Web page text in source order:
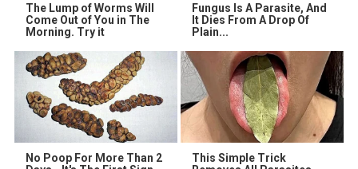
The Lump of Worms Will
Come Out of You in The
Morning. Try it
Fungus Is A Parasite, And
It Dies From A Drop Of
Plain...
No Poop For More Than 2
This Simple Trick